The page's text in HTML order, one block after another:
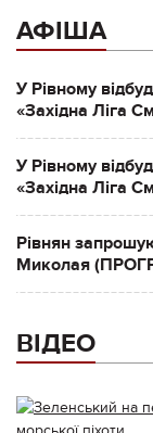
АФІША
У Рівному
«Західна Ліга
У Рівному
«Західна Ліга
Рівнян
Миколая
ВІДЕО